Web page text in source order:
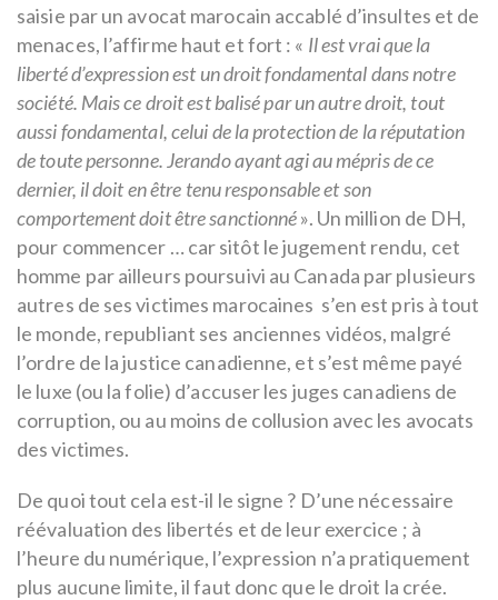
saisie par un avocat marocain accablé d’insultes et de
menaces, l’affirme haut et fort : « Il est vrai que la
liberté d’expression est un droit fondamental dans notre
société. Mais ce droit est balisé par un autre droit, tout
aussi fondamental, celui de la protection de la réputation
de toute personne. Jerando ayant agi au mépris de ce
dernier, il doit en être tenu responsable et son
comportement doit être sanctionné». Un million de DH,
pour commencer … car sitôt le jugement rendu, cet
homme par ailleurs poursuivi au Canada par plusieurs
autres de ses victimes marocaines s’en est pris à tout
le monde, republiant ses anciennes vidéos, malgré
l’ordre de la justice canadienne, et s’est même payé
le luxe (ou la folie) d’accuser les juges canadiens de
corruption, ou au moins de collusion avec les avocats
des victimes.
De quoi tout cela est-il le signe ? D’une nécessaire
réévaluation des libertés et de leur exercice ; à
l’heure du numérique, l’expression n’a pratiquement
plus aucune limite, il faut donc que le droit la crée.